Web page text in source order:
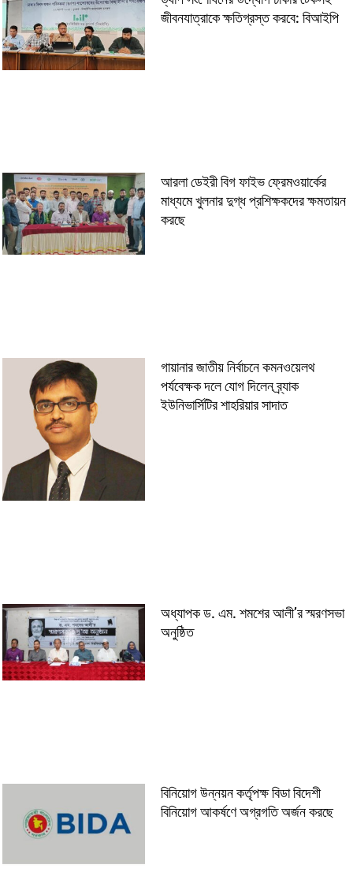
জীবনযাত্রাকে ক্ষতিগ্রস্ত করবে: বিআইপি
আরলা ডেইরী বিগ ফাইভ ফ্রেমওয়ার্কের
মাধ্যমে খুলনার দুগ্ধ প্রশিক্ষকদের ক্ষমতায়ন
করছে
গায়ানার জাতীয় নির্বাচনে কমনওয়েলথ
পর্যবেক্ষক দলে যোগ দিলেন ব্র্যাক
ইউনিভার্সিটির শাহরিয়ার সাদাত
অধ্যাপক ড. এম. শমশের আলী’র স্মরণসভা
অনুষ্ঠিত
বিনিয়োগ উন্নয়ন কর্তৃপক্ষ বিডা বিদেশী
বিনিয়োগ আকর্ষণে অগ্রগতি অর্জন করছে